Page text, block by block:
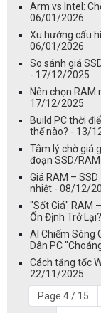
Arm vs Intel:
06/01/2026
Xu hướng cấu
06/01/2026
So sánh giá
- 17/12/2025
Nên chọn RAM
17/12/2025
Build PC thời
thế nào? - 13/
Tâm lý chờ giá
đoạn SSD/
Giá RAM –
nhiệt - 08/12/
"Sốt Giá" RAM
Ổn Định Trở
AI Chiếm Sóng
Dân PC
Cách tăng tốc
22/11/2025
Page 4 / 15